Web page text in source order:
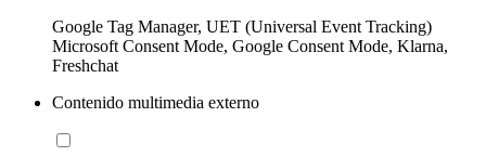
Google Tag Manager, UET (Universal Event Tracking)
Microsoft Consent Mode, Google Consent Mode, Klarna,
Freshchat
Contenido multimedia externo